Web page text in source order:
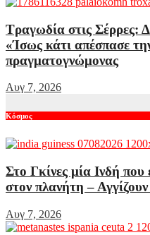
Τραγωδία στις Σέρρες:
«Ίσως κάτι απέσπασε
πραγματογνώμονας
Αυγ 7, 2026
Κόσμος
Στο Γκίνες μία Ινδή
στον πλανήτη –
Αυγ 7, 2026